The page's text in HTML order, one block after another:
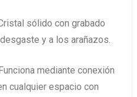
sólido con grabado
y a los arañazos.
mediante conexión
cualquier espacio con